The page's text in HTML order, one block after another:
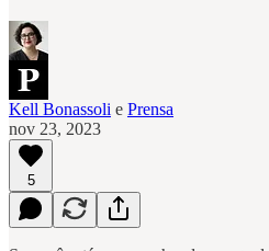
Kell Bonassoli e Prensa
nov 23, 2023
5